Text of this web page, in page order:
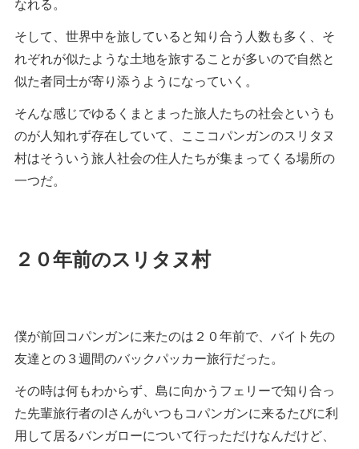
なれる。
そして、世界中を旅していると知り合う人数も多く、そ
れぞれが似たような土地を旅することが多いので自然と
似た者同士が寄り添うようになっていく。
そんな感じでゆるくまとまった旅人たちの社会というも
のが人知れず存在していて、ここコパンガンのスリタヌ
村はそういう旅人社会の住人たちが集まってくる場所の
一つだ。
２０年前のスリタヌ村
僕が前回コパンガンに来たのは２０年前で、バイト先の
友達との３週間のバックパッカー旅行だった。
その時は何もわからず、島に向かうフェリーで知り合っ
た先輩旅行者のIさんがいつもコパンガンに来るたびに利
用して居るバンガローについて行っただけなんだけど、